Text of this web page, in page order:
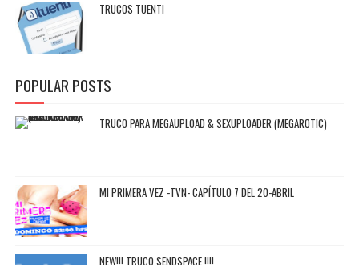
TRUCOS TUENTI
POPULAR POSTS
TRUCO PARA MEGAUPLOAD & SEXUPLOADER (MEGAROTIC)
MI PRIMERA VEZ -TVN- CAPÍTULO 7 DEL 20-ABRIL
NEW!!! TRUCO SENDSPACE !!!!